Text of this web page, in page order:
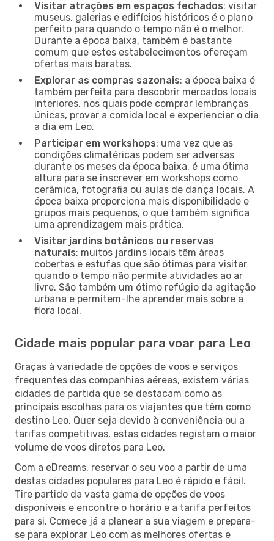
Visitar atrações em espaços fechados: visitar
museus, galerias e edifícios históricos é o plano
perfeito para quando o tempo não é o melhor.
Durante a época baixa, também é bastante
comum que estes estabelecimentos ofereçam
ofertas mais baratas.
Explorar as compras sazonais: a época baixa é
também perfeita para descobrir mercados locais
interiores, nos quais pode comprar lembranças
únicas, provar a comida local e experienciar o dia
a dia em Leo.
Participar em workshops: uma vez que as
condições climatéricas podem ser adversas
durante os meses da época baixa, é uma ótima
altura para se inscrever em workshops como
cerâmica, fotografia ou aulas de dança locais. A
época baixa proporciona mais disponibilidade e
grupos mais pequenos, o que também significa
uma aprendizagem mais prática.
Visitar jardins botânicos ou reservas
naturais: muitos jardins locais têm áreas
cobertas e estufas que são ótimas para visitar
quando o tempo não permite atividades ao ar
livre. São também um ótimo refúgio da agitação
urbana e permitem-lhe aprender mais sobre a
flora local.
Cidade mais popular para voar para Leo
Graças à variedade de opções de voos e serviços
frequentes das companhias aéreas, existem várias
cidades de partida que se destacam como as
principais escolhas para os viajantes que têm como
destino Leo. Quer seja devido à conveniência ou a
tarifas competitivas, estas cidades registam o maior
volume de voos diretos para Leo.
Com a eDreams, reservar o seu voo a partir de uma
destas cidades populares para Leo é rápido e fácil.
Tire partido da vasta gama de opções de voos
disponíveis e encontre o horário e a tarifa perfeitos
para si. Comece já a planear a sua viagem e prepara-
se para explorar Leo com as melhores ofertas e